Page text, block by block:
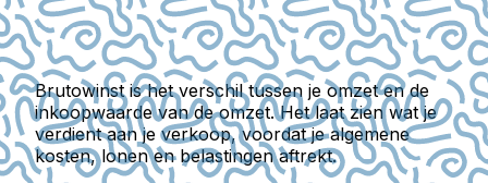
Brutowinstis het verschil tussen je omzet en de
inkoopwaarde van de omzet. Het laat zien wat je
verdient aan je verkoop, voordat je algemene
kosten, lonen en belastingen aftrekt.